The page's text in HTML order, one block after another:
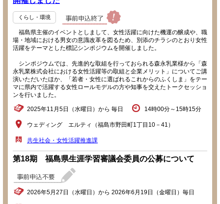
くらし・環境
福島県主催のイベントとしまして、女性活躍に向けた機運の醸成や、職
場・地域における男女の意識改革を図るため、別添のチラシのとおり女性
活躍をテーマとした標記シンポジウムを開催しました。
シンポジウムでは、先進的な取組を行っておられる森永乳業様から「森
永乳業株式会社における女性活躍等の取組と企業メリット」についてご講
演いただいたほか、「若者・女性に選ばれるこれからのふくしま」をテー
マに県内で活躍する女性ロールモデルの方や知事を交えたトークセッショ
ンを行いました。
2025年11月5日（水曜日）から 毎日 14時00分～15時15分
ウェディング エルティ（福島市野田町1丁目10－41）
共生社会・女性活躍推進課
第18期 福島県生涯学習審議会委員の公募について
2026年5月27日（水曜日）から 2026年6月19日（金曜日）毎日